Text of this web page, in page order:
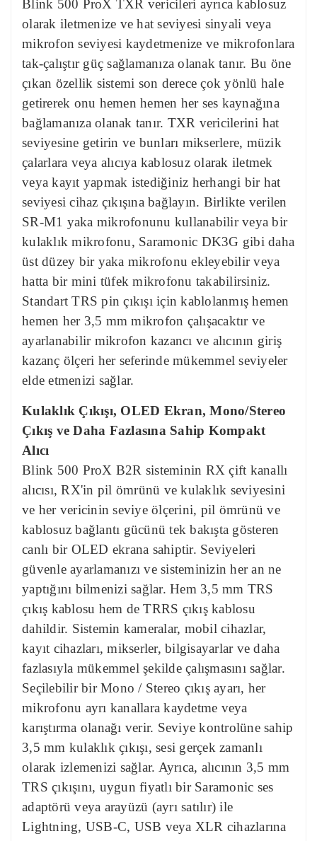
Blink 500 ProX TXR vericileri ayrıca kablosuz
olarak iletmenize ve hat seviyesi sinyali veya
mikrofon seviyesi kaydetmenize ve mikrofonlara
tak-çalıştır güç sağlamanıza olanak tanır. Bu öne
çıkan özellik sistemi son derece çok yönlü hale
getirerek onu hemen hemen her ses kaynağına
bağlamanıza olanak tanır. TXR vericilerini hat
seviyesine getirin ve bunları mikserlere, müzik
çalarlara veya alıcıya kablosuz olarak iletmek
veya kayıt yapmak istediğiniz herhangi bir hat
seviyesi cihaz çıkışına bağlayın. Birlikte verilen
SR-M1 yaka mikrofonunu kullanabilir veya bir
kulaklık mikrofonu, Saramonic DK3G gibi daha
üst düzey bir yaka mikrofonu ekleyebilir veya
hatta bir mini tüfek mikrofonu takabilirsiniz.
Standart TRS pin çıkışı için kablolanmış hemen
hemen her 3,5 mm mikrofon çalışacaktır ve
ayarlanabilir mikrofon kazancı ve alıcının giriş
kazanç ölçeri her seferinde mükemmel seviyeler
elde etmenizi sağlar.
Kulaklık Çıkışı, OLED Ekran, Mono/Stereo
Çıkış ve Daha Fazlasına Sahip Kompakt
Alıcı
Blink 500 ProX B2R sisteminin RX çift kanallı
alıcısı, RX'in pil ömrünü ve kulaklık seviyesini
ve her vericinin seviye ölçerini, pil ömrünü ve
kablosuz bağlantı gücünü tek bakışta gösteren
canlı bir OLED ekrana sahiptir. Seviyeleri
güvenle ayarlamanızı ve sisteminizin her an ne
yaptığını bilmenizi sağlar. Hem 3,5 mm TRS
çıkış kablosu hem de TRRS çıkış kablosu
dahildir. Sistemin kameralar, mobil cihazlar,
kayıt cihazları, mikserler, bilgisayarlar ve daha
fazlasıyla mükemmel şekilde çalışmasını sağlar.
Seçilebilir bir Mono / Stereo çıkış ayarı, her
mikrofonu ayrı kanallara kaydetme veya
karıştırma olanağı verir. Seviye kontrolüne sahip
3,5 mm kulaklık çıkışı, sesi gerçek zamanlı
olarak izlemenizi sağlar. Ayrıca, alıcının 3,5 mm
TRS çıkışını, uygun fiyatlı bir Saramonic ses
adaptörü veya arayüzü (ayrı satılır) ile
Lightning, USB-C, USB veya XLR cihazlarına